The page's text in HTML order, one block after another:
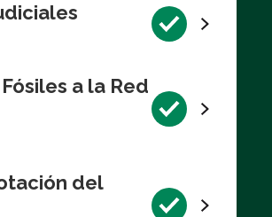
a la Red
del